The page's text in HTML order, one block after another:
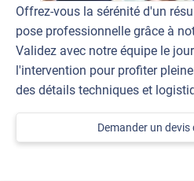
Offrez-vous la sérénité d'un
pose professionnelle grâce à
Validez avec notre équipe le
l'intervention pour profiter
des détails techniques et
Demander un